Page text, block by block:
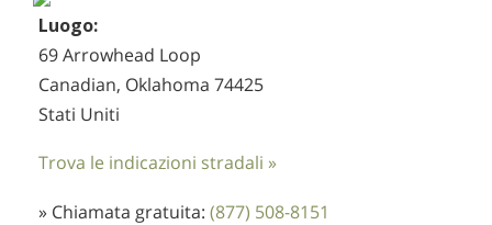
Luogo:
69 Arrowhead Loop
Canadian, Oklahoma 74425
Stati Uniti
Trova le indicazioni stradali »
» Chiamata gratuita: (877) 508-8151